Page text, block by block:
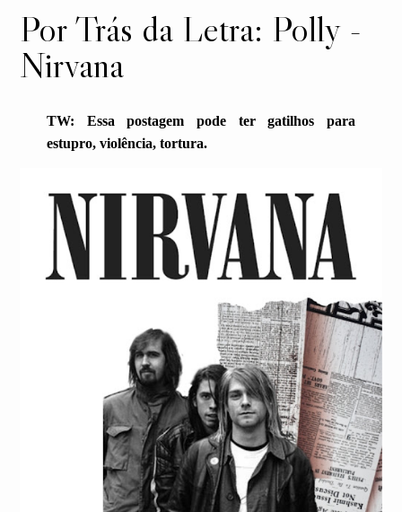
Por Trás da Letra: Polly -
Nirvana
TW: Essa postagem pode ter gatilhos para
estupro, violência, tortura.